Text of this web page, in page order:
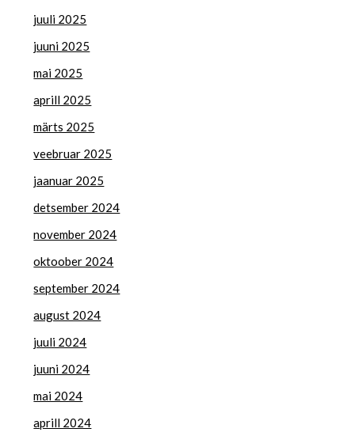
juuli 2025
juuni 2025
mai 2025
aprill 2025
märts 2025
veebruar 2025
jaanuar 2025
detsember 2024
november 2024
oktoober 2024
september 2024
august 2024
juuli 2024
juuni 2024
mai 2024
aprill 2024